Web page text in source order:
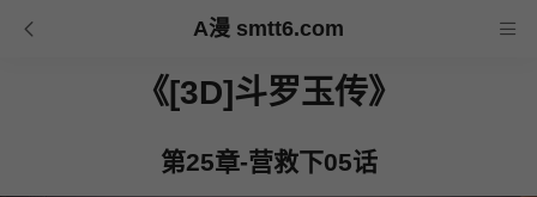
A漫 smtt6.com
《[3D]斗罗玉传》
第25章-营救下05话